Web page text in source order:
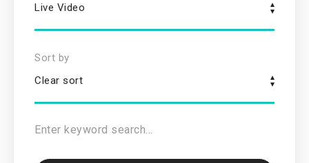
Live Video
Sort by
Clear sort